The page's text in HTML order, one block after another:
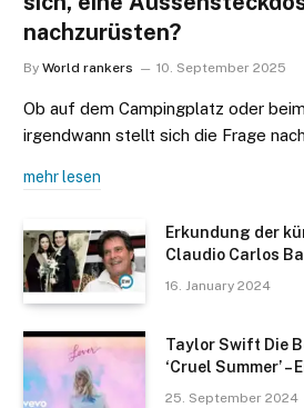
nachzurüsten?
By World rankers 10. September 2025
Ob auf dem Campingplatz oder
irgendwann stellt sich die Frage
mehr lesen
Erkundung der
Claudio Carlos
16. January 2024
Taylor Swift Die
‘Cruel Summer’
25. September 2024